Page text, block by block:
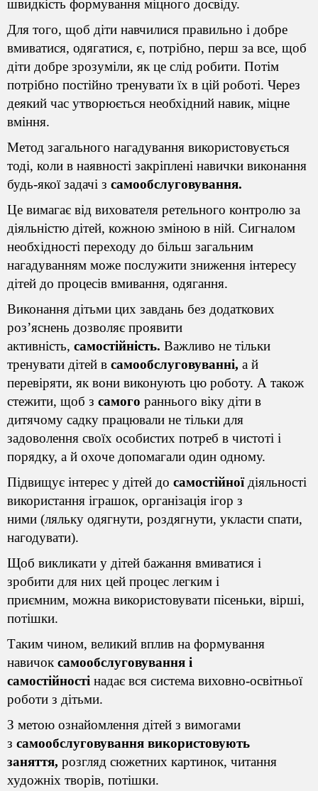
швидкість формування міцного досвіду.
Для того, щоб діти навчилися правильно і добре
вмиватися, одягатися, є, потрібно, перш за все, щоб
діти добре зрозуміли, як це слід робити. Потім
потрібно постійно тренувати їх в цій роботі. Через
деякий час утворюється необхідний навик, міцне
вміння.
Метод загального нагадування використовується
тоді, коли в наявності закріплені навички виконання
будь-якої задачі з самообслуговування.
Це вимагає від вихователя ретельного контролю за
діяльністю дітей, кожною зміною в ній. Сигналом
необхідності переходу до більш загальним
нагадуванням може послужити зниження інтересу
дітей до процесів вмивання, одягання.
Виконання дітьми цих завдань без додаткових
роз’яснень дозволяє проявити
активність, самостійність. Важливо не тільки
тренувати дітей в самообслуговуванні, а й
перевіряти, як вони виконують цю роботу. А також
стежити, щоб з самого раннього віку діти в
дитячому садку працювали не тільки для
задоволення своїх особистих потреб в чистоті і
порядку, а й охоче допомагали один одному.
Підвищує інтерес у дітей до самостійноїдіяльності
використання іграшок, організація ігор з
ними (ляльку одягнути, роздягнути, укласти спати,
нагодувати).
Щоб викликати у дітей бажання вмиватися і
зробити для них цей процес легким і
приємним, можна використовувати пісеньки, вірші,
потішки.
Таким чином, великий вплив на формування
навичок самообслуговування і
самостійності надає вся система виховно-освітньої
роботи з дітьми.
З метою ознайомлення дітей з вимогами
з самообслуговування використовують
заняття, розгляд сюжетних картинок, читання
художніх творів, потішки.